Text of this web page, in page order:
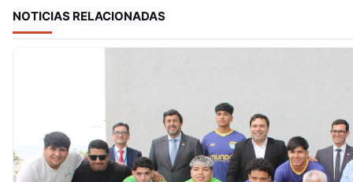
NOTICIAS RELACIONADAS